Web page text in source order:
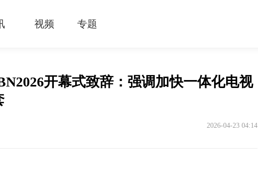
视频 专题
开幕式致辞：强调加快一体化电视
2026-04-23 04:14